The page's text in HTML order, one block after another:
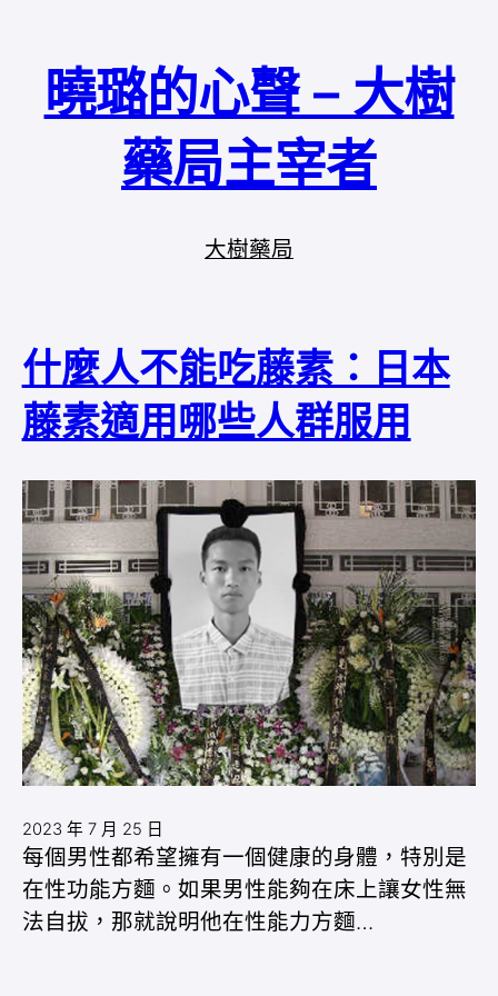
曉璐的心聲 – 大樹
藥局主宰者
大樹藥局
什麼人不能吃藤素：日本
藤素適用哪些人群服用
2023 年 7 月 25 日
每個男性都希望擁有一個健康的身體，特別是
在性功能方麵。如果男性能夠在床上讓女性無
法自拔，那就說明他在性能力方麵…